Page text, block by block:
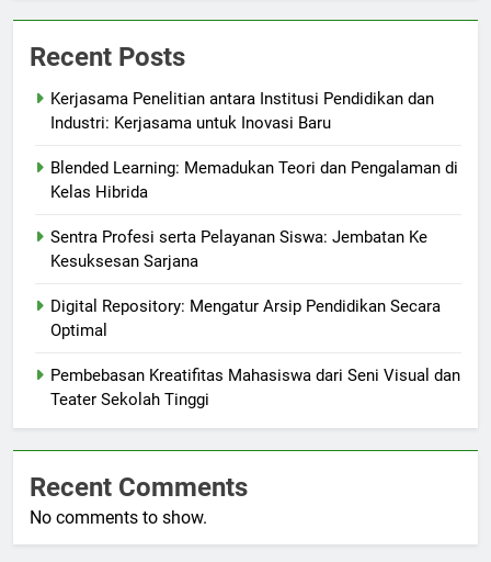
Recent Posts
Kerjasama Penelitian antara Institusi Pendidikan dan
Industri: Kerjasama untuk Inovasi Baru
Blended Learning: Memadukan Teori dan Pengalaman di
Kelas Hibrida
Sentra Profesi serta Pelayanan Siswa: Jembatan Ke
Kesuksesan Sarjana
Digital Repository: Mengatur Arsip Pendidikan Secara
Optimal
Pembebasan Kreatifitas Mahasiswa dari Seni Visual dan
Teater Sekolah Tinggi
Recent Comments
No comments to show.